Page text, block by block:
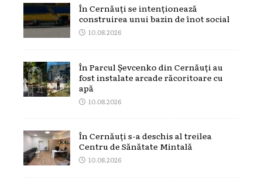
În Cernăuți se intenționează
construirea unui bazin de înot social
10.08.2026
În Parcul Șevcenko din Cernăuți au
fost instalate arcade răcoritoare cu
apă
10.08.2026
În Cernăuți s-a deschis al treilea
Centru de Sănătate Mintală
10.08.2026